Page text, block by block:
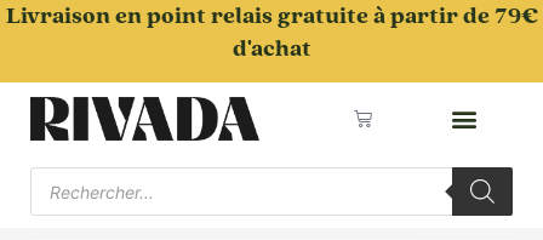
Aller
Livraison en point relais gratuite à partir de 79€
d'achat
Panier
Recherche
produits